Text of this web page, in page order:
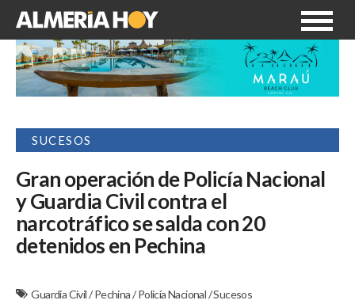
SUCESOS
Gran operación de Policía Nacional
y Guardia Civil contra el
narcotráfico se salda con 20
detenidos en Pechina
Guardia Civil/Pechina/Policía Nacional/Sucesos